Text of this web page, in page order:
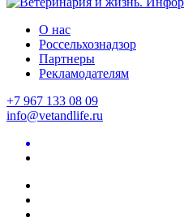
О нас
Россельхознадзор
Партнеры
Рекламодателям
+7 967 133 08 09
info@vetandlife.ru